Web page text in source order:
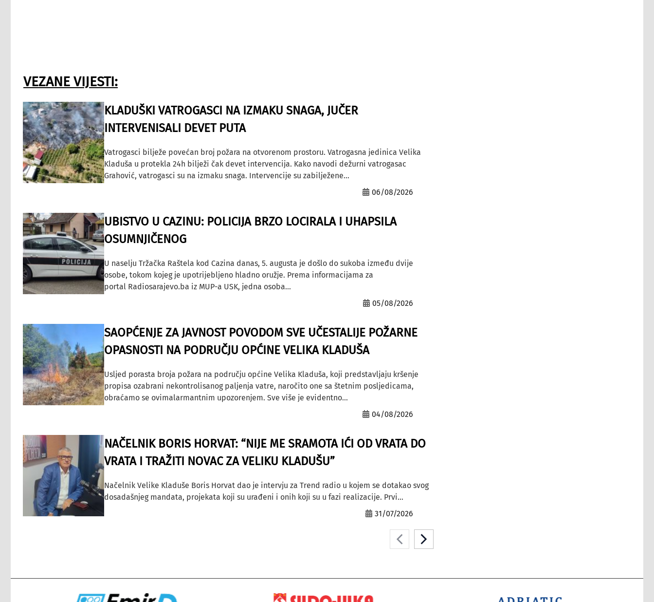
VEZANE VIJESTI:
KLADUŠKI VATROGASCI NA IZMAKU SNAGA, JUČER
INTERVENISALI DEVET PUTA
Vatrogasci bilježe povećan broj požara na otvorenom prostoru. Vatrogasna jedinica Velika
Kladuša u protekla 24h bilježi čak devet intervencija. Kako navodi dežurni vatrogasac
Grahović, vatrogasci su na izmaku snaga. Intervencije su zabilježene...
06/08/2026
UBISTVO U CAZINU: POLICIJA BRZO LOCIRALA I UHAPSILA
OSUMNJIČENOG
U naselju Tržačka Raštela kod Cazina danas, 5. augusta je došlo do sukoba između dvije
osobe, tokom kojeg je upotrijebljeno hladno oružje. Prema informacijama za
portal Radiosarajevo.ba iz MUP-a USK, jedna osoba...
05/08/2026
SAOPĆENJE ZA JAVNOST POVODOM SVE UČESTALIJE POŽARNE
OPASNOSTI NA PODRUČJU OPĆINE VELIKA KLADUŠA
Usljed porasta broja požara na području općine Velika Kladuša, koji predstavljaju kršenje
propisa ozabrani nekontrolisanog paljenja vatre, naročito one sa štetnim posljedicama,
obraćamo se ovimalarmantnim upozorenjem. Sve više je evidentno...
04/08/2026
NAČELNIK BORIS HORVAT: “NIJE ME SRAMOTA IĆI OD VRATA DO
VRATA I TRAŽITI NOVAC ZA VELIKU KLADUŠU”
Načelnik Velike Kladuše Boris Horvat dao je intervju za Trend radio u kojem se dotakao svog
dosadašnjeg mandata, projekata koji su urađeni i onih koji su u fazi realizacije. Prvi...
31/07/2026